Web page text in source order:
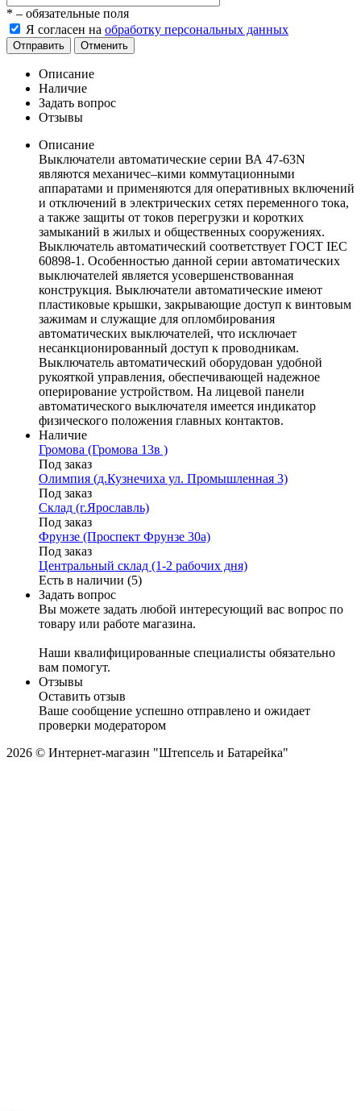
* – обязательные поля
Я согласен на обработку персональных данных
Отправить Отменить
Описание
Наличие
Задать вопрос
Отзывы
Описание
Выключатели автоматические серии ВА 47-63N
являются механичес–кими коммутационными
аппаратами и применяются для оперативных включений
и отключений в электрических сетях переменного тока,
а также защиты от токов перегрузки и коротких
замыканий в жилых и общественных сооружениях.
Выключатель автоматический соответствует ГОСТ IEC
60898-1. Особенностью данной серии автоматических
выключателей является усовершенствованная
конструкция. Выключатели автоматические имеют
пластиковые крышки, закрывающие доступ к винтовым
зажимам и служащие для опломбирования
автоматических выключателей, что исключает
несанкционированный доступ к проводникам.
Выключатель автоматический оборудован удобной
рукояткой управления, обеспечивающей надежное
оперирование устройством. На лицевой панели
автоматического выключателя имеется индикатор
физического положения главных контактов.
Наличие
Громова (Громова 13в )
Под заказ
Олимпия (д.Кузнечиха ул. Промышленная 3)
Под заказ
Склад (г.Ярославль)
Под заказ
Фрунзе (Проспект Фрунзе 30а)
Под заказ
Центральный склад (1-2 рабочих дня)
Есть в наличии (5)
Задать вопрос
Вы можете задать любой интересующий вас вопрос по
товару или работе магазина.
Наши квалифицированные специалисты обязательно
вам помогут.
Отзывы
Оставить отзыв
Ваше сообщение успешно отправлено и ожидает
проверки модератором
2026 © Интернет-магазин "Штепсель и Батарейка"